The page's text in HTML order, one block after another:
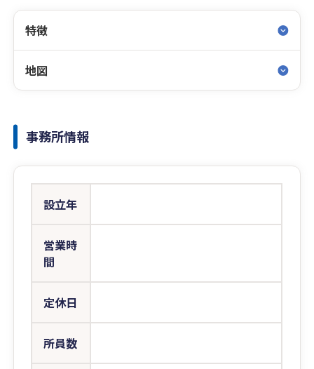
特徴
地図
事務所情報
設立年
営業時
間
定休日
所員数